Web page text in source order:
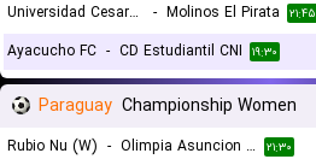
Universidad Cesar Vallejo - Molinos El Pirata ۲۱:۴۵
Ayacucho FC - CD Estudiantil CNI ۱۹:۳۰
Paraguay Championship Women
Rubio Nu (W) - Olimpia Asuncion (W) ۲۱:۳۰